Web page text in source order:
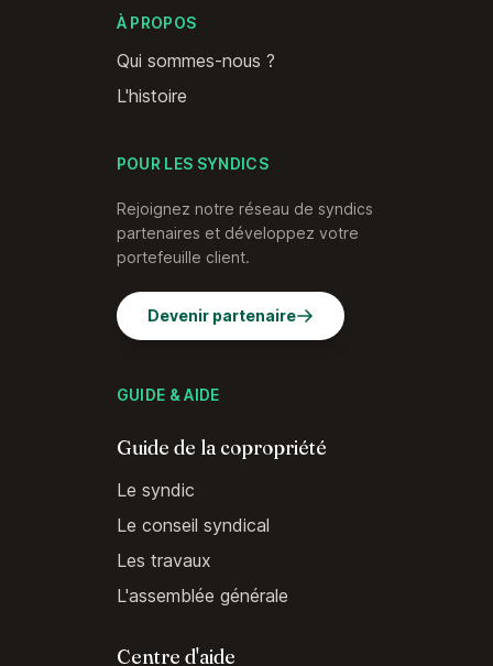
À PROPOS
Qui sommes-nous ?
L'histoire
POUR LES SYNDICS
Rejoignez notre réseau de syndics
partenaires et développez votre
portefeuille client.
Devenir partenaire
GUIDE & AIDE
Guide de la copropriété
Le syndic
Le conseil syndical
Les travaux
L'assemblée générale
Centre d'aide